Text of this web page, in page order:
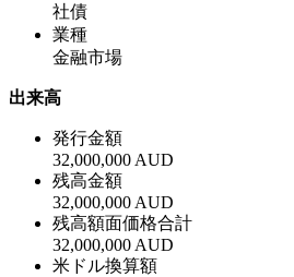
社債
業種
金融市場
出来高
発行金額
32,000,000 AUD
残高金額
32,000,000 AUD
残高額面価格合計
32,000,000 AUD
米ドル換算額